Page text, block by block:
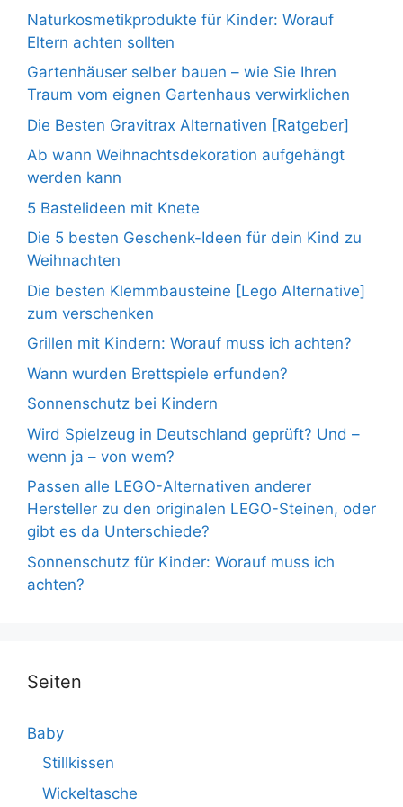
Naturkosmetikprodukte für Kinder: Worauf
Eltern achten sollten
Gartenhäuser selber bauen – wie Sie Ihren
Traum vom eignen Gartenhaus verwirklichen
Die Besten Gravitrax Alternativen [Ratgeber]
Ab wann Weihnachtsdekoration aufgehängt
werden kann
5 Bastelideen mit Knete
Die 5 besten Geschenk-Ideen für dein Kind zu
Weihnachten
Die besten Klemmbausteine [Lego Alternative]
zum verschenken
Grillen mit Kindern: Worauf muss ich achten?
Wann wurden Brettspiele erfunden?
Sonnenschutz bei Kindern
Wird Spielzeug in Deutschland geprüft? Und –
wenn ja – von wem?
Passen alle LEGO-Alternativen anderer
Hersteller zu den originalen LEGO-Steinen, oder
gibt es da Unterschiede?
Sonnenschutz für Kinder: Worauf muss ich
achten?
Seiten
Baby
Stillkissen
Wickeltasche